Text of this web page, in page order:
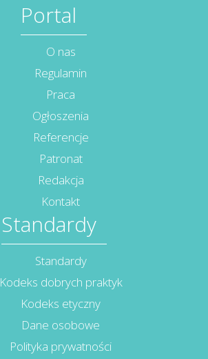
Portal
O nas
Regulamin
Praca
Ogłoszenia
Referencje
Patronat
Redakcja
Kontakt
Standardy
Standardy
Kodeks dobrych praktyk
Kodeks etyczny
Dane osobowe
Polityka prywatności